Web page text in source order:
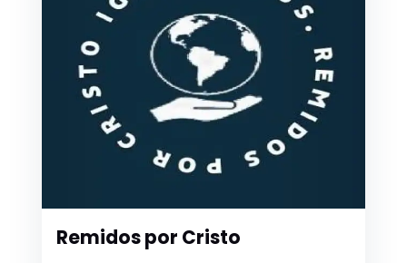
Remidos por Cristo